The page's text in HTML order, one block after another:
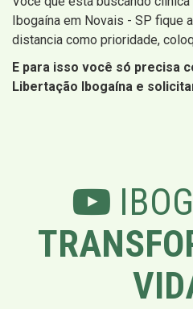
Ibogaína em Novais - SP fique
distancia como prioridade,
E para isso você só precisa
Libertação Ibogaína e